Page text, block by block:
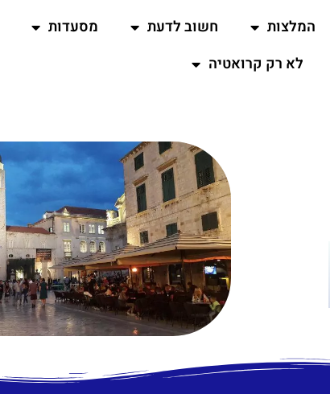
המלצות חשוב לדעת מסעדות
לא רק קרואטיה